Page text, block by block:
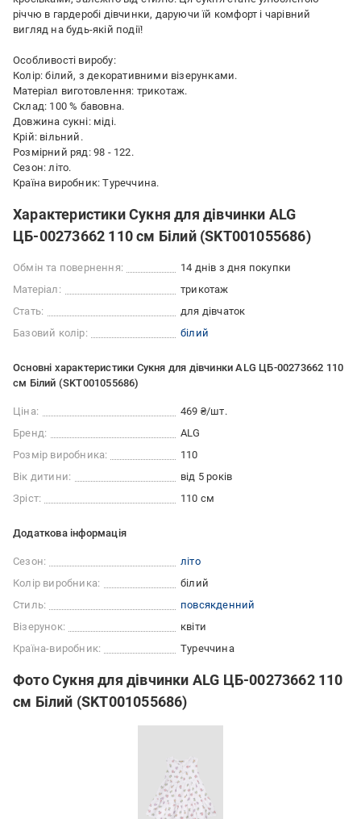
річчю в гардеробі дівчинки, даруючи їй комфорт і чарівний
вигляд на будь-якій події!
Особливості виробу:
Колір: білий, з декоративними візерунками.
Матеріал виготовлення: трикотаж.
Склад: 100 % бавовна.
Довжина сукні: міді.
Крій: вільний.
Розмірний ряд: 98 - 122.
Сезон: літо.
Країна виробник: Туреччина.
Характеристики Сукня для дівчинки ALG
ЦБ-00273662 110 см Білий (SKT001055686)
Обмін та повернення:
14 днів з дня покупки
Матеріал:
трикотаж
Стать:
для дівчаток
Базовий колір:
білий
Основні характеристики Сукня для дівчинки ALG ЦБ-00273662 110
см Білий (SKT001055686)
Ціна:
469 ₴/шт.
Бренд:
ALG
Розмір виробника:
110
Вік дитини:
від 5 років
Зріст:
110 см
Додаткова інформація
Сезон:
літо
Колір виробника:
білий
Стиль:
повсякденний
Візерунок:
квіти
Країна-виробник:
Туреччина
Фото Сукня для дівчинки ALG ЦБ-00273662 110
см Білий (SKT001055686)